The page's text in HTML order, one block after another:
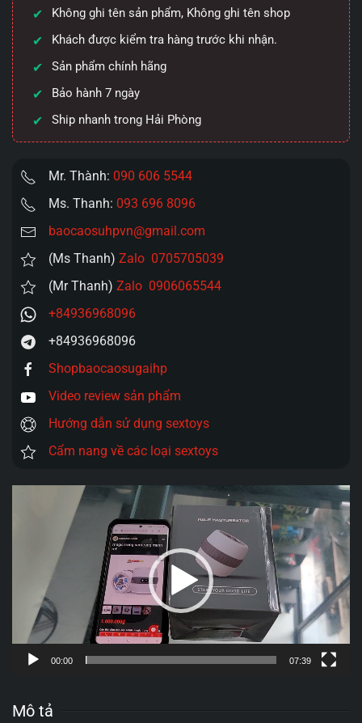
rung
mạnh
mẽ
số
lượng
Không ghi tên sản phẩm, Không ghi tên shop
Khách được kiểm tra hàng trước khi nhận.
Sản phẩm chính hãng
Bảo hành 7 ngày
Ship nhanh trong Hải Phòng
Mr. Thành: 090 606 5544
Ms. Thanh: 093 696 8096
baocaosuhpvn@gmail.com
(Ms Thanh) Zalo 0705705039
(Mr Thanh) Zalo 0906065544
+84936968096
+84936968096
Shopbaocaosugaihp
Video review sản phẩm
Hướng dẫn sử dụng sextoys
Cẩm nang về các loại sextoys
00:00 07:39
Mô tả